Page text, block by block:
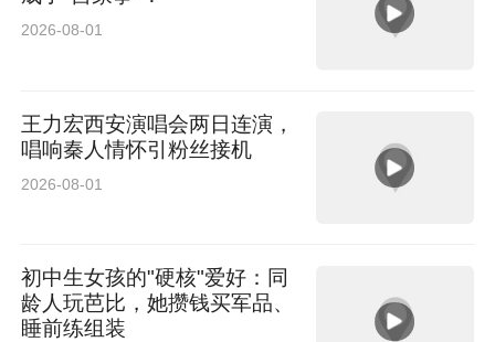
2026-08-01
王力宏西安演唱会两日连演，
唱响秦人情怀引粉丝接机
2026-08-01
初中生女孩的"硬核"爱好：同
龄人玩芭比，她攒钱买军品、
睡前练组装